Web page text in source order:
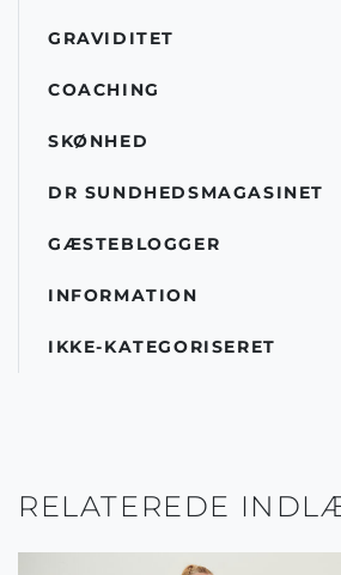
GRAVIDITET
COACHING
SKØNHED
DR SUNDHEDSMAGASINET
GÆSTEBLOGGER
INFORMATION
IKKE-KATEGORISERET
RELATEREDE